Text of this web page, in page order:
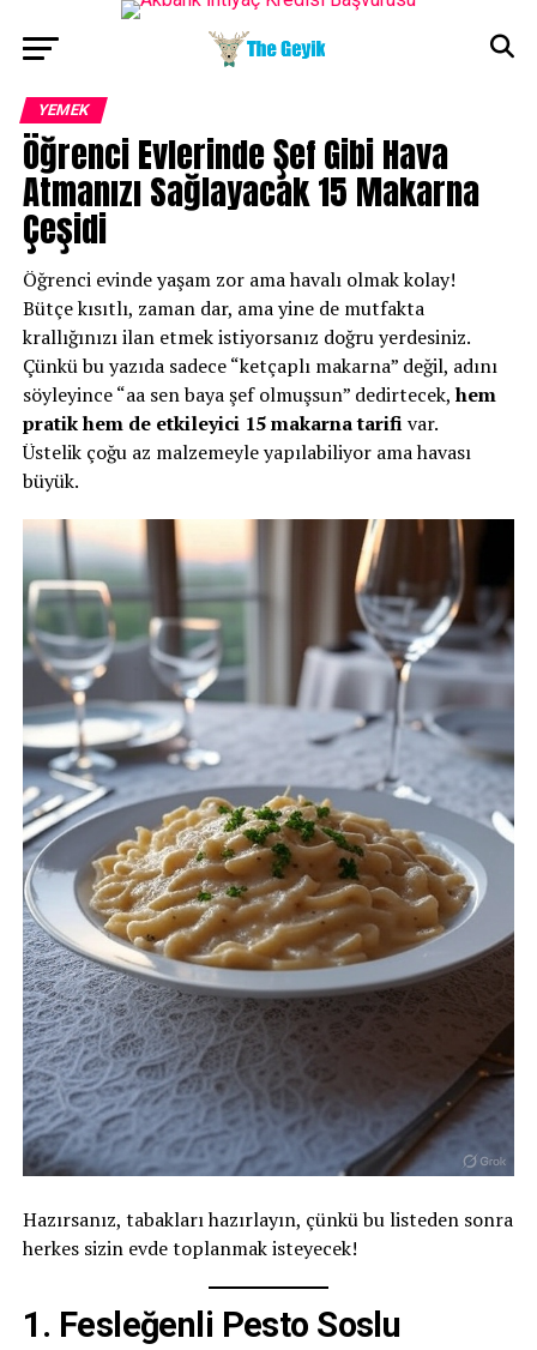
YEMEK
Öğrenci Evlerinde Şef Gibi Hava
Atmanızı Sağlayacak 15 Makarna
Çeşidi
Öğrenci evinde yaşam zor ama havalı olmak kolay!
Bütçe kısıtlı, zaman dar, ama yine de mutfakta
krallığınızı ilan etmek istiyorsanız doğru yerdesiniz.
Çünkü bu yazıda sadece “ketçaplı makarna” değil, adını
söyleyince “aa sen baya şef olmuşsun” dedirtecek,hem
pratik hem de etkileyici 15 makarna tarifivar.
Üstelik çoğu az malzemeyle yapılabiliyor ama havası
büyük.
Hazırsanız, tabakları hazırlayın, çünkü bu listeden sonra
herkes sizin evde toplanmak isteyecek!
1. Fesleğenli Pesto Soslu